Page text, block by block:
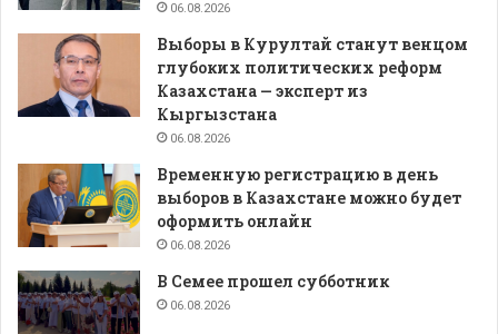
06.08.2026
Выборы в Курултай станут венцом
глубоких политических реформ
Казахстана — эксперт из
Кыргызстана
06.08.2026
Временную регистрацию в день
выборов в Казахстане можно будет
оформить онлайн
06.08.2026
В Семее прошел субботник
06.08.2026